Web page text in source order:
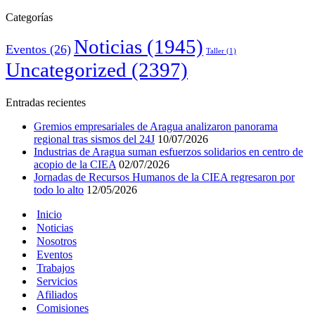
Categorías
Eventos (26) Noticias (1945) Taller (1)
Uncategorized (2397)
Entradas recientes
Gremios empresariales de Aragua analizaron panorama
regional tras sismos del 24J 10/07/2026
Industrias de Aragua suman esfuerzos solidarios en centro de
acopio de la CIEA 02/07/2026
Jornadas de Recursos Humanos de la CIEA regresaron por
todo lo alto 12/05/2026
Inicio
Noticias
Nosotros
Eventos
Trabajos
Servicios
Afiliados
Comisiones